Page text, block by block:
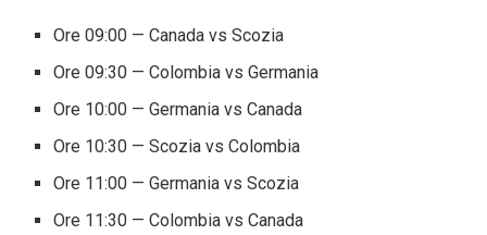
Ore 09:00 — Canada vs Scozia
Ore 09:30 — Colombia vs Germania
Ore 10:00 — Germania vs Canada
Ore 10:30 — Scozia vs Colombia
Ore 11:00 — Germania vs Scozia
Ore 11:30 — Colombia vs Canada